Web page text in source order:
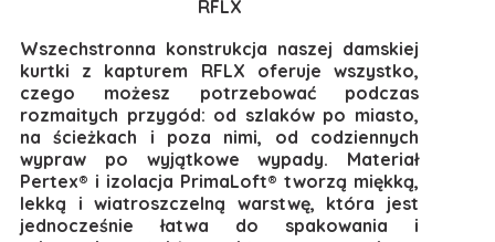
RFLX
Wszechstronna konstrukcja naszej damskiej
kurtki z kapturem RFLX oferuje wszystko,
czego możesz potrzebować podczas
rozmaitych przygód: od szlaków po miasto,
na ścieżkach i poza nimi, od codziennych
wypraw po wyjątkowe wypady. Materiał
Pertex® i izolacja PrimaLoft® tworzą miękką,
lekką i wiatroszczelną warstwę, która jest
jednocześnie łatwa do spakowania i